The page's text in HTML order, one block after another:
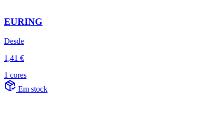
EURING
Desde
1,41 €
1 cores
Em stock